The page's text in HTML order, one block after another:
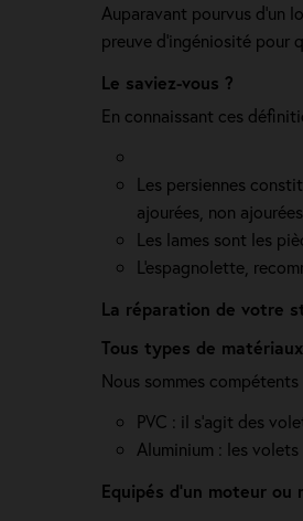
Auparavant pourvus d'un
preuve d'ingéniosité pour
Le saviez-vous ?
En connaissant ces
Les persiennes
ajourées, non
Les lames sont les
L'espagnolette,
La réparation de votre
Tous types de matériaux
Nous sommes
PVC : il s'agit des
Aluminium : les
Equipés d'un moteur ou